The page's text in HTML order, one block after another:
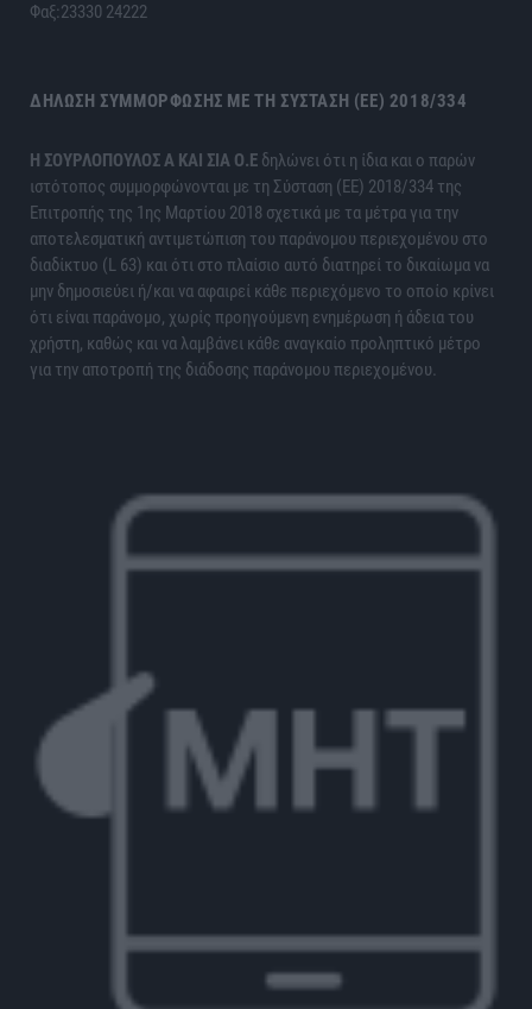
Φαξ:23330 24222
ΔΉΛΩΣΗ ΣΥΜΜΌΡΦΩΣΗΣ ΜΕ ΤΗ ΣΎΣΤΑΣΗ (ΕΕ) 2018/334
H ΣΟΥΡΛΟΠΟΥΛΟΣ Α ΚΑΙ ΣΙΑ Ο.Ε δηλώνει ότι η ίδια και ο παρών
ιστότοπος συμμορφώνονται με τη Σύσταση (ΕΕ) 2018/334 της
Επιτροπής της 1ης Μαρτίου 2018 σχετικά με τα μέτρα για την
αποτελεσματική αντιμετώπιση του παράνομου περιεχομένου στο
διαδίκτυο (L 63) και ότι στο πλαίσιο αυτό διατηρεί το δικαίωμα να
μην δημοσιεύει ή/και να αφαιρεί κάθε περιεχόμενο το οποίο κρίνει
ότι είναι παράνομο, χωρίς προηγούμενη ενημέρωση ή άδεια του
χρήστη, καθώς και να λαμβάνει κάθε αναγκαίο προληπτικό μέτρο
για την αποτροπή της διάδοσης παράνομου περιεχομένου.